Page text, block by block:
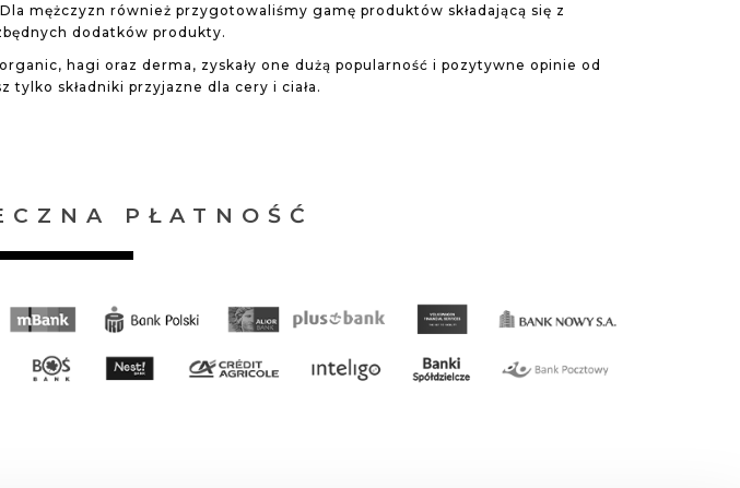
mężczyzn również przygotowaliśmy gamę produktów składającą się z
dodatków produkty.
hagi oraz derma, zyskały one dużą popularność i pozytywne opinie od
tylko składniki przyjazne dla cery i ciała.
PŁATNOŚĆ